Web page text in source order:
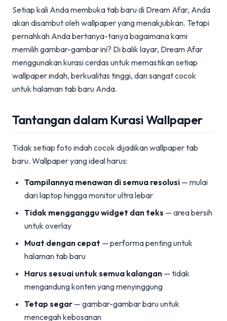
Setiap kali Anda membuka tab baru di Dream Afar, Anda
akan disambut oleh wallpaper yang menakjubkan. Tetapi
pernahkah Anda bertanya-tanya bagaimana kami
memilih gambar-gambar ini? Di balik layar, Dream Afar
menggunakan kurasi cerdas untuk memastikan setiap
wallpaper indah, berkualitas tinggi, dan sangat cocok
untuk halaman tab baru Anda.
Tantangan dalam Kurasi Wallpaper
Tidak setiap foto indah cocok dijadikan wallpaper tab
baru. Wallpaper yang ideal harus:
Tampilannya menawan di semua resolusi — mulai
dari laptop hingga monitor ultra lebar
Tidak mengganggu widget dan teks — area bersih
untuk overlay
Muat dengan cepat — performa penting untuk
halaman tab baru
Harus sesuai untuk semua kalangan — tidak
mengandung konten yang menyinggung
Tetap segar — gambar-gambar baru untuk
mencegah kebosanan